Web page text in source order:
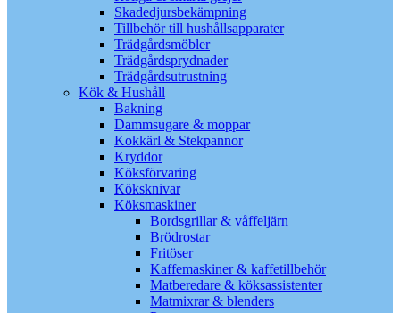
Skadedjursbekämpning
Tillbehör till hushållsapparater
Trädgårdsmöbler
Trädgårdsprydnader
Trädgårdsutrustning
Kök & Hushåll
Bakning
Dammsugare & moppar
Kokkärl & Stekpannor
Kryddor
Köksförvaring
Köksknivar
Köksmaskiner
Bordsgrillar & våffeljärn
Brödrostar
Fritöser
Kaffemaskiner & kaffetillbehör
Matberedare & köksassistenter
Matmixrar & blenders